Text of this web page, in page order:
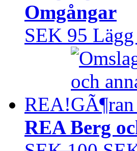
Omgångar
SEK 95
REA!
REA Berg